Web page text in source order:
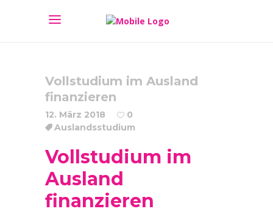
Vollstudium im Ausland
finanzieren
12. März 2018
0
Auslandsstudium
Vollstudium im
Ausland
finanzieren